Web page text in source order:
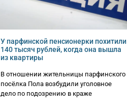
У парфинской пенсионерки похитили
140 тысяч рублей, когда она вышла
из квартиры
В отношении жительницы парфинского
посёлка Пола возбудили уголовное
дело по подозрению в краже